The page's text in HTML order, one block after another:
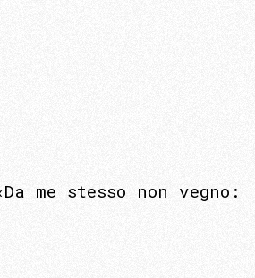
me stesso non vegno: